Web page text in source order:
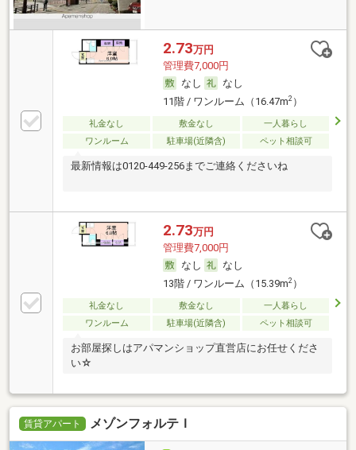
2.73万円
管理費7,000円
なし
なし
11階 / ワンルーム（16.47m2）
礼金なし 敷金なし
一人暮らし
ワンルーム
駐車場(近隣含) ペット相談可
最新情報は0120-449-256までご連絡くださいね
2.73万円
管理費7,000円
なし
なし
13階 / ワンルーム（15.39m2）
礼金なし 敷金なし
一人暮らし
ワンルーム
駐車場(近隣含) ペット相談可
お部屋探しはアパマンショップ直営店にお任せくださ
い☆
賃貸アパート メゾンフォルテＩ